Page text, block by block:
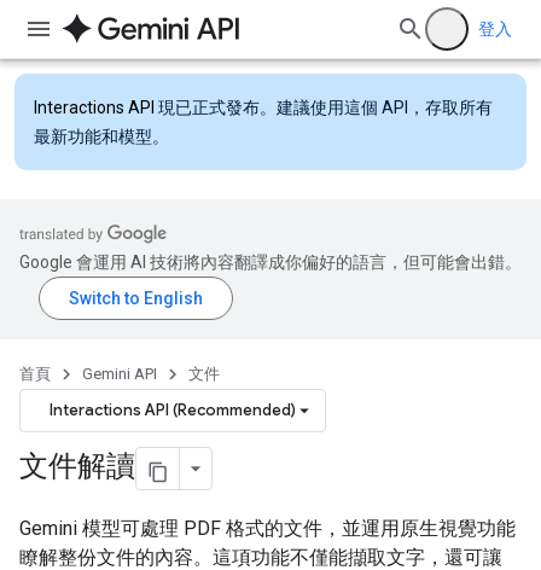
登入
Interactions API 現已正式發布。建議使用這個 API，存取所有
最新功能和模型。
Google 會運用 AI 技術將內容翻譯成你偏好的語言，但可能會出錯。
首頁 Gemini API 文件
Interactions API (Recommended)
文件解讀
Gemini 模型可處理 PDF 格式的文件，並運用原生視覺功能
瞭解整份文件的內容。這項功能不僅能擷取文字，還可讓